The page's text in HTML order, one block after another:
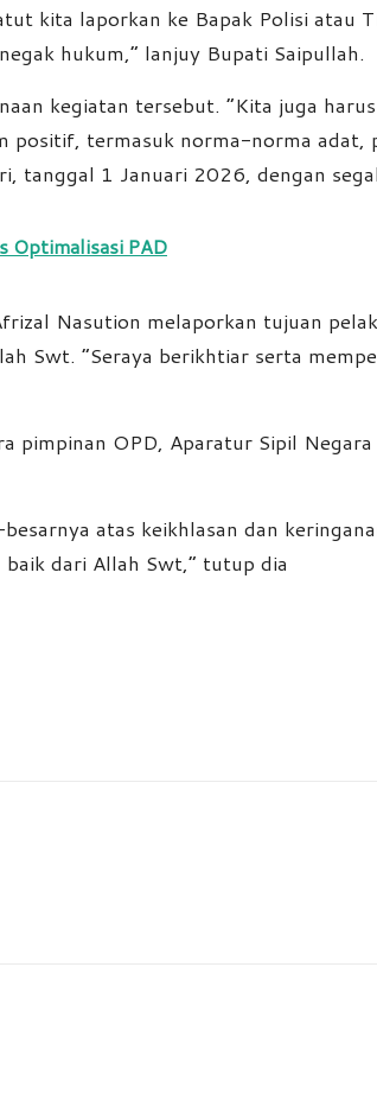
kita laporkan ke Bapak Polisi atau
hukum,” lanjuy Bupati Saipullah.
kegiatan tersebut. “Kita juga
positif, termasuk norma-norma
tanggal 1 Januari 2026, dengan
Optimalisasi PAD
Nasution melaporkan tujuan
Swt. “Seraya berikhtiar serta
pimpinan OPD, Aparatur Sipil
atas keikhlasan dan
dari Allah Swt,” tutup dia